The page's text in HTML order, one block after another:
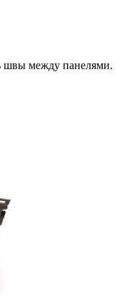
швы между панелями.